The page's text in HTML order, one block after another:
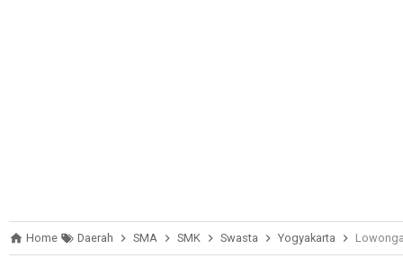
Home Daerah SMA SMK Swasta Yogyakarta